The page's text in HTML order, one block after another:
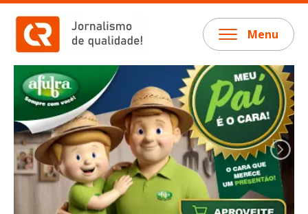
Menu